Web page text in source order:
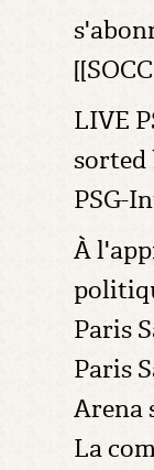
LIVE
sorted
PSG-
À
Paris
Paris
Arena
La